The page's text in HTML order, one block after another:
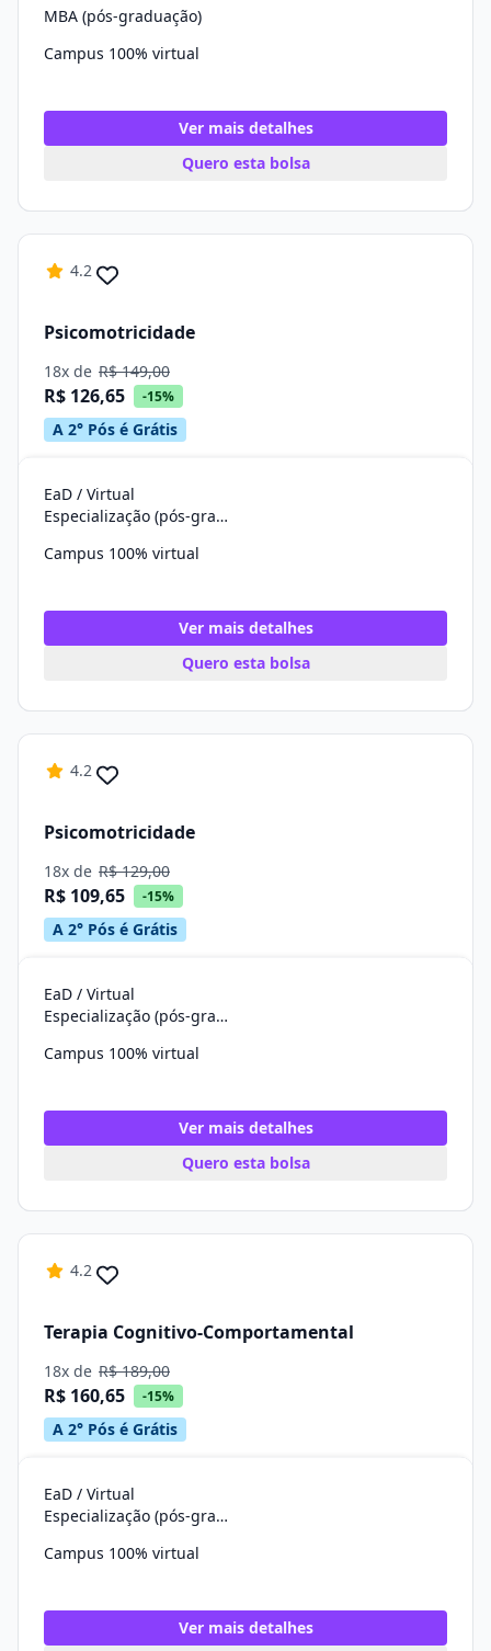
MBA (pós-graduação)
Campus 100% virtual
Ver mais detalhes
Quero esta bolsa
4.2
Psicomotricidade
18x de R$ 149,00
R$ 126,65 -15%
A 2° Pós é Grátis
EaD / Virtual
Especialização (pós-graduação)
Campus 100% virtual
Ver mais detalhes
Quero esta bolsa
4.2
Psicomotricidade
18x de R$ 129,00
R$ 109,65 -15%
A 2° Pós é Grátis
EaD / Virtual
Especialização (pós-graduação)
Campus 100% virtual
Ver mais detalhes
Quero esta bolsa
4.2
Terapia Cognitivo-Comportamental
18x de R$ 189,00
R$ 160,65 -15%
A 2° Pós é Grátis
EaD / Virtual
Especialização (pós-graduação)
Campus 100% virtual
Ver mais detalhes